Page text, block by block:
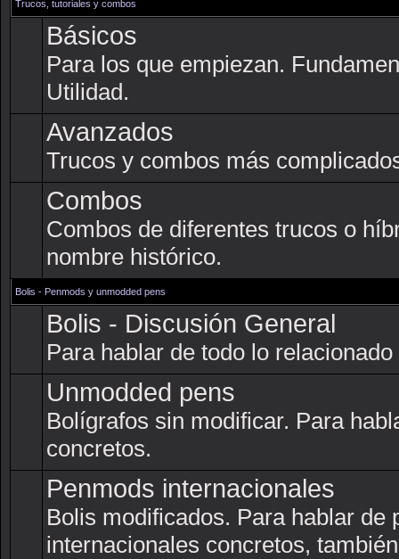
Trucos, tutoriales y combos
Básicos
Para los que empiezan.
Utilidad.
Avanzados
Trucos y combos más
Combos
Combos de diferentes trucos o
nombre histórico.
Bolis - Penmods y unmodded pens
Bolis - Discusión General
Para hablar de todo lo
Unmodded pens
Bolígrafos sin modificar. Para
concretos.
Penmods internacionales
Bolis modificados. Para hablar de
internacionales concretos,